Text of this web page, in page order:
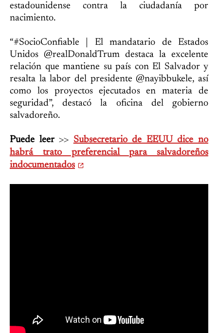
estadounidense contra la ciudadanía por
nacimiento.
“#SocioConfiable | El mandatario de Estados
Unidos @realDonaldTrum destaca la excelente
relación que mantiene su país con El Salvador y
resalta la labor del presidente @nayibbukele, así
como los proyectos ejecutados en materia de
seguridad”, destacó la oficina del gobierno
salvadoreño.
Puede leer>> Subsecretario de EEUU dice no
habrá trato preferencial para salvadoreños
indocumentados